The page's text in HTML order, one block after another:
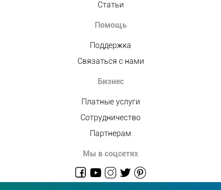
Статьи
Помощь
Поддержка
Связаться с нами
Бизнес
Платные услуги
Сотрудничество
Партнерам
Мы в соцсетях